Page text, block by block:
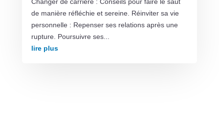
Changer de carrière : Conseils pour faire le saut
de manière réfléchie et sereine. Réinviter sa vie
personnelle : Repenser ses relations après une
rupture. Poursuivre ses...
lire plus